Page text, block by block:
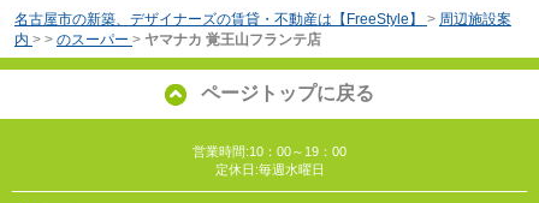
名古屋市の新築、デザイナーズの賃貸・不動産は【FreeStyle】 > 周辺施設案
内 > > のスーパー > ヤマナカ 覚王山フランテ店
ページトップに戻る
営業時間:10：00～19：00
定休日:毎週水曜日